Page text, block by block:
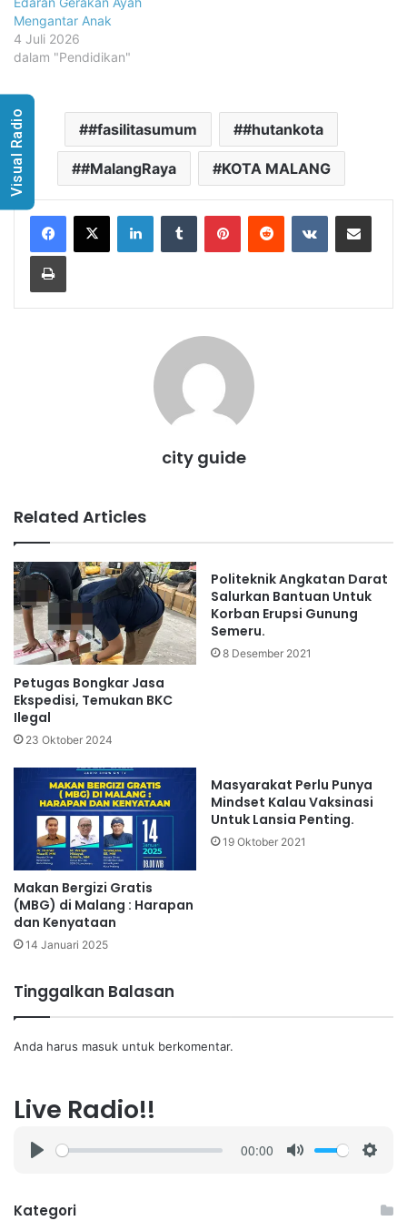
Mengantar Anak
4 Juli 2026
dalam "Pendidikan"
#fasilitasumum #hutankota
#MalangRaya KOTA MALANG
LinkedInTumblr PinterestReddit VKontakteShare via Email
Print
city guide
Related Articles
Petugas Bongkar Jasa
Ekspedisi, Temukan BKC
Ilegal
23 Oktober 2024
Politeknik Angkatan Darat
Salurkan Bantuan Untuk
Korban Erupsi Gunung
Semeru.
8 Desember 2021
Makan Bergizi Gratis
(MBG) di Malang : Harapan
dan Kenyataan
14 Januari 2025
Masyarakat Perlu Punya
Mindset Kalau Vaksinasi
Untuk Lansia Penting.
19 Oktober 2021
Tinggalkan Balasan
Anda harus masuk untuk berkomentar.
Live Radio!!
a
00:00
Kategori
Visual Radio